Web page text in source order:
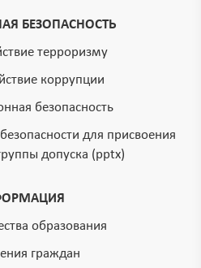
БЕЗОПАСНОСТЬ
терроризму
коррупции
безопасность
для присвоения
допуска (pptx)
образования
граждан